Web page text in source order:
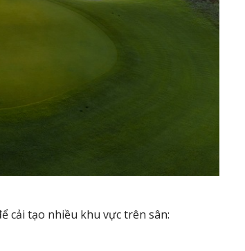
cải tạo nhiều khu vực trên sân: